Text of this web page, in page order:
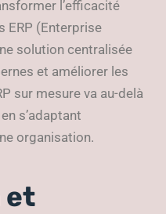
l’efficacité
ERP (Enterprise
solution centralisée
et améliorer les
sur mesure va au-delà
s’adaptant
organisation.
et